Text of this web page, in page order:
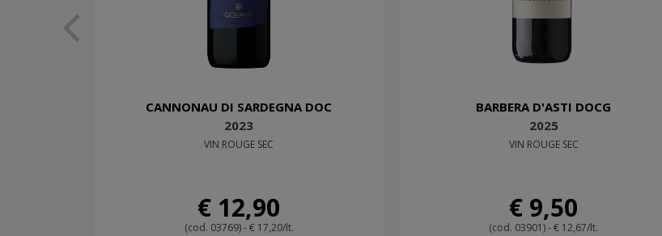
CANNONAU DI SARDEGNA DOC
2023
VIN ROUGE SEC
€ 12,90
(cod. 03769) - € 17,20/lt.
BARBERA D'ASTI DOCG
2025
VIN ROUGE SEC
€ 9,50
(cod. 03901) - € 12,67/lt.